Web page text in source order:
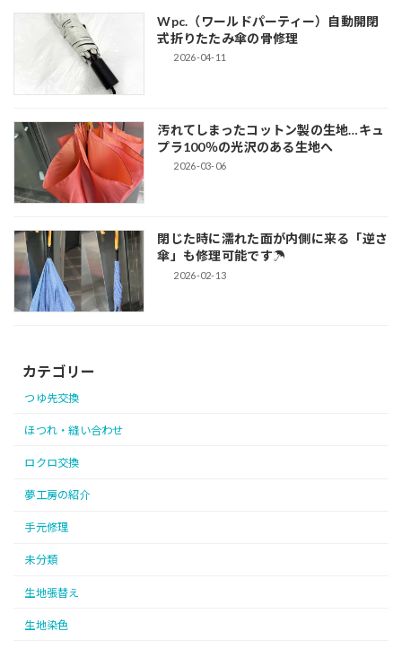
Wpc.（ワールドパーティー）自動開閉
式折りたたみ傘の骨修理
2026-04-11
汚れてしまったコットン製の生地…キュ
プラ100％の光沢のある生地へ
2026-03-06
閉じた時に濡れた面が内側に来る「逆さ
傘」も修理可能です☂
2026-02-13
カテゴリー
つゆ先交換
ほつれ・縫い合わせ
ロクロ交換
夢工房の紹介
手元修理
未分類
生地張替え
生地染色